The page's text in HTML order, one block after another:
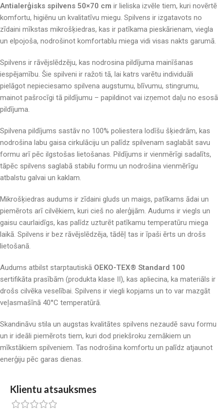
Antialerģisks spilvens 50×70 cm ir lieliska izvēle tiem, kuri novērtē
komfortu, higiēnu un kvalitatīvu miegu. Spilvens ir izgatavots no
zīdaini mīkstas mikrošķiedras, kas ir patīkama pieskārienam, viegla
un elpojoša, nodrošinot komfortablu miega vidi visas nakts garumā.
Spilvens ir rāvējslēdzēju, kas nodrosina pildījuma mainīšanas
iespējamību. Šie spilveni ir ražoti tā, lai katrs varētu individuāli
pielāgot nepieciesamo spilvena augstumu, blīvumu, stingrumu,
mainot pašrocīgi tā pildījumu – papildinot vai izņemot daļu no esosā
pildījuma.
Spilvena pildījums sastāv no 100% poliestera lodīšu šķiedrām, kas
nodrošina labu gaisa cirkulāciju un palīdz spilvenam saglabāt savu
formu arī pēc ilgstošas lietošanas. Pildījums ir vienmērīgi sadalīts,
tāpēc spilvens saglabā stabilu formu un nodrošina vienmērīgu
atbalstu galvai un kaklam.
Mikrošķiedras audums ir zīdaini gluds un maigs, patīkams ādai un
piemērots arī cilvēkiem, kuri cieš no alerģijām. Audums ir viegls un
gaisu caurlaidīgs, kas palīdz uzturēt patīkamu temperatūru miega
laikā. Spilvens ir bez rāvējslēdzēja, tādēļ tas ir īpaši ērts un drošs
lietošanā.
Audums atbilst starptautiskā OEKO-TEX® Standard 100
sertifikāta prasībām (produkta klase II), kas apliecina, ka materiāls ir
drošs cilvēka veselībai. Spilvens ir viegli kopjams un to var mazgāt
veļasmašīnā 40°C temperatūrā.
Skandināvu stila un augstas kvalitātes spilvens nezaudē savu formu
un ir ideāli piemērots tiem, kuri dod priekšroku zemākiem un
mīkstākiem spilveniem. Tas nodrošina komfortu un palīdz atjaunot
enerģiju pēc garas dienas.
Klientu atsauksmes